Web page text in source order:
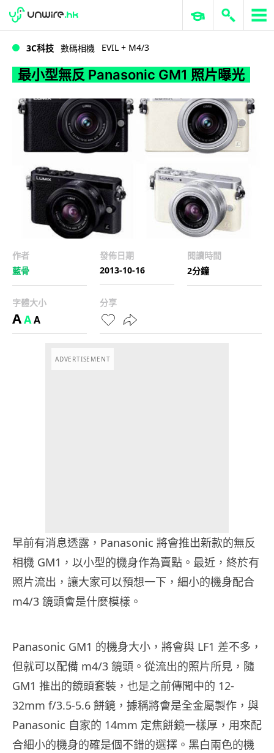
最小型無反 Panasonic GM1 照片曝光
WWDC 2026 ERP 與商業 AI
3C科技 數碼相機 EVIL + M4/3
最小型無反 Panasonic GM1 照片曝光
作者
藍骨
發佈日期
2013-10-16
閱讀時間
2分鐘
字體大小
AAA
分享
ADVERTISEMENT
早前有消息透露，Panasonic 將會推出新款的無反
相機 GM1，以小型的機身作為賣點。最近，終於有
照片流出，讓大家可以預想一下，細小的機身配合
m4/3 鏡頭會是什麼模樣。
Panasonic GM1 的機身大小，將會與 LF1 差不多，
但就可以配備 m4/3 鏡頭。從流出的照片所見，隨
GM1 推出的鏡頭套裝，也是之前傳聞中的 12-
32mm f/3.5-5.6 餅鏡，據稱將會是全金屬製作，與
Panasonic 自家的 14mm 定焦餅鏡一樣厚，用來配
合細小的機身的確是個不錯的選擇。黑白兩色的機